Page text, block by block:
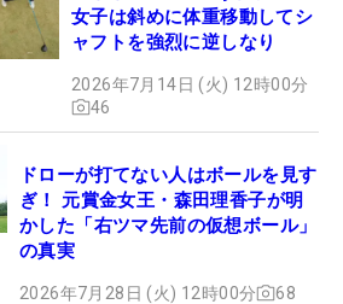
女子は斜めに体重移動してシ
ャフトを強烈に逆しなり
2026年7月14日 (火) 12時00分
46
ドローが打てない人はボールを見す
ぎ！ 元賞金女王・森田理香子が明
かした「右ツマ先前の仮想ボール」
の真実
2026年7月28日 (火) 12時00分 68